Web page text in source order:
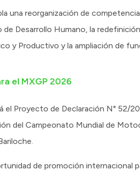
una reorganización de
Desarrollo Humano, la
y Productivo y la ampliación de
el MXGP 2026
el Proyecto de Declaración N°
del Campeonato Mundial de
de promoción internacional